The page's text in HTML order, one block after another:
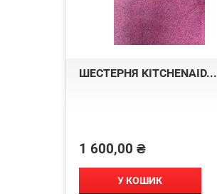
ШЕСТЕРНЯ KITCHENAID...
Ціна
1 600,00 ₴
У КОШИК